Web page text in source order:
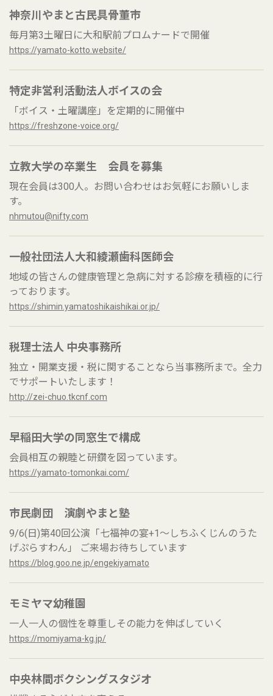
神奈川やまと古民具骨董市
毎月第3土曜日に大和駅前プロムナードで開催
https://yamato-kotto.website/
特定非営利活動法人ボイスの会
「ボイス・土曜講座」を定期的に開催中
https://freshzone-voice.org/
立教大学の卒業生 会員を募集
現在会員は300人。お問い合わせはお気軽にお願いしま
す。
nhmutou@nifty.com
一般社団法人大和綾瀬歯科医師会
地域の皆さんの健康管理と急病に対する診療を積極的に行
っております。
https://shimin.yamatoshikaishikai.or.jp/
税理士法人 中央事務所
独立・開業支援・税に関することなら当事務所まで。全力
でサポートいたします！
http://zei-chuo.tkcnf.com
早稲田大学の同窓生で構成
会員相互の親睦と研鑽を図っています。
https://yamato-tomonkai.com/
市民劇団 演劇やまと塾
9/6(日)第40回公演「七福神の宴+1～しちふくじんのうた
げぷらすわん」 ご来場お待ちしています
https://blog.goo.ne.jp/engekiyamato
モミヤマ幼稚園
一人一人の個性を尊重しその能力を伸ばしていく
https://momiyama-kg.jp/
中央林間ボクシングスタジオ